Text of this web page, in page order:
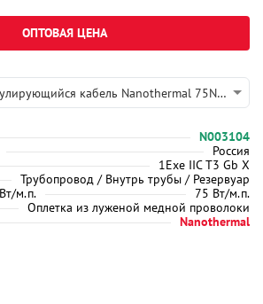
кабель Nanothermal 75NTE+1-CF
N003104
Россия
1Exe IIC T3 Gb X
Трубопровод / Внутрь трубы / Резервуар
м.п.
75 Вт/м.п.
Оплетка из луженой медной проволоки
Nanothermal
ОПТОВАЯ ЦЕНА